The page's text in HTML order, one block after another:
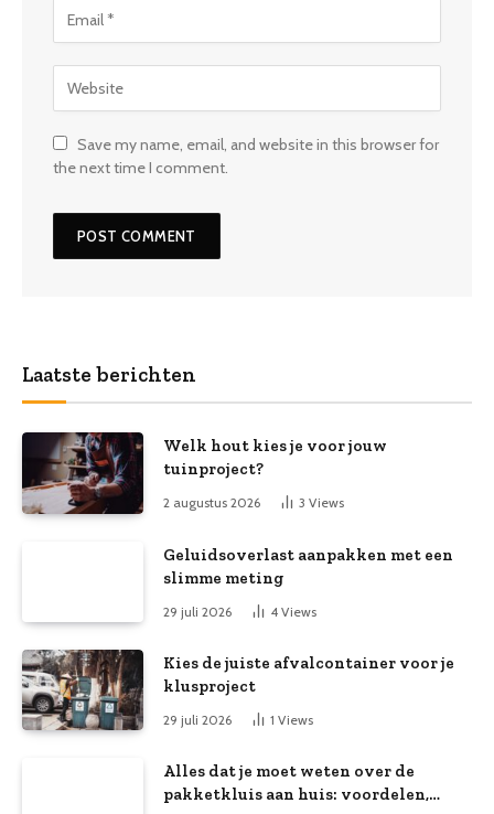
Save my name, email, and website in this browser for
the next time I comment.
Laatste berichten
Welk hout kies je voor jouw
tuinproject?
2 augustus 2026 3 Views
Geluidsoverlast aanpakken met een
slimme meting
29 juli 2026 4 Views
Kies de juiste afvalcontainer voor je
klusproject
29 juli 2026 1 Views
Alles dat je moet weten over de
pakketkluis aan huis: voordelen,